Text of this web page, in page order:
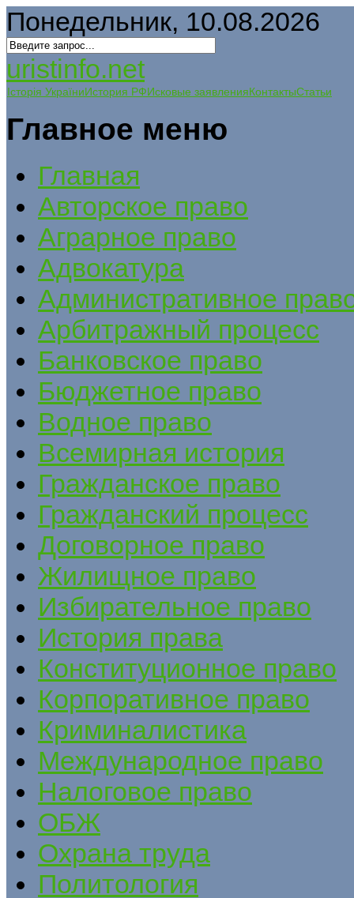
Понедельник, 10.08.2026
uristinfo.net
Історія УкраїниИстория РФИсковые заявленияКонтактыСтатьи
Главное меню
Главная
Авторское право
Аграрное право
Адвокатура
Административное
Арбитражный процесс
Банковское право
Бюджетное право
Водное право
Всемирная история
Гражданское право
Гражданский процесс
Договорное право
Жилищное право
Избирательное право
История права
Конституционное право
Корпоративное право
Криминалистика
Международное право
Налоговое право
ОБЖ
Охрана труда
Политология